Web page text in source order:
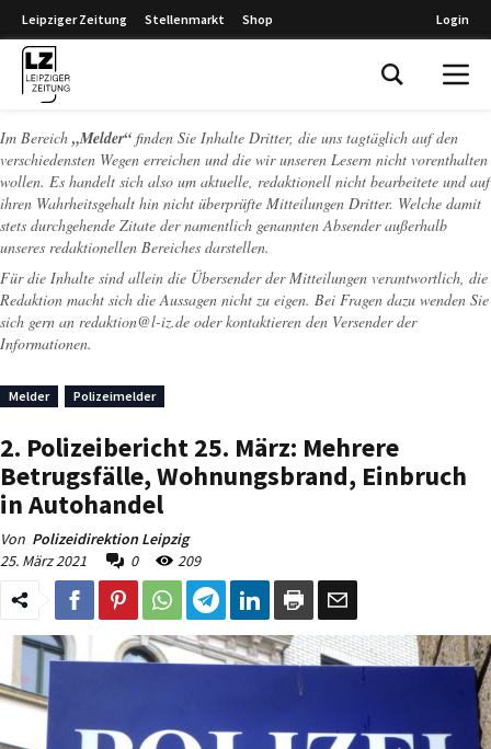
Leipziger Zeitung Stellenmarkt Shop Login
Im Bereich „Melder“ finden Sie Inhalte Dritter, die uns tagtäglich auf den
verschiedensten Wegen erreichen und die wir unseren Lesern nicht vorenthalten
wollen. Es handelt sich also um aktuelle, redaktionell nicht bearbeitete und auf
ihren Wahrheitsgehalt hin nicht überprüfte Mitteilungen Dritter. Welche damit
stets durchgehende Zitate der namentlich genannten Absender außerhalb
unseres redaktionellen Bereiches darstellen.
Für die Inhalte sind allein die Übersender der Mitteilungen verantwortlich, die
Redaktion macht sich die Aussagen nicht zu eigen. Bei Fragen dazu wenden Sie
sich gern an redaktion@l-iz.de oder kontaktieren den Versender der
Informationen.
Melder Polizeimelder
2. Polizeibericht 25. März: Mehrere
Betrugsfälle, Wohnungsbrand, Einbruch
in Autohandel
Von Polizeidirektion Leipzig
25. März 2021
0 209